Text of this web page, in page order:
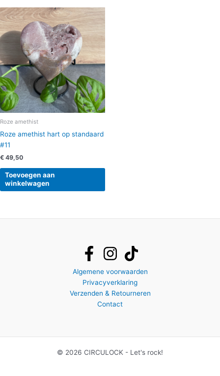
Roze amethist
Roze amethist hart op standaard
#11
€ 49,50
Toevoegen aan
winkelwagen
Algemene voorwaarden
Privacyverklaring
Verzenden & Retourneren
Contact
© 2026 CIRCULOCK - Let's rock!